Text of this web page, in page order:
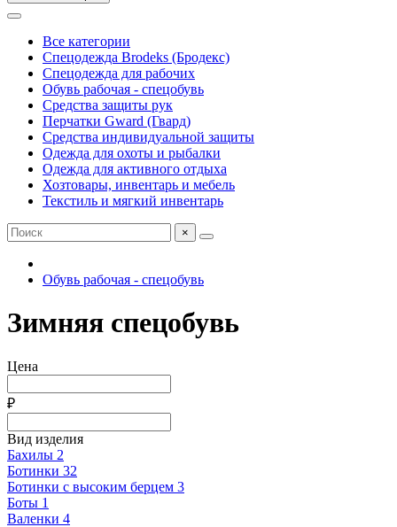
Все категории
Спецодежда Brodeks (Бродекс)
Спецодежда для рабочих
Обувь рабочая - спецобувь
Средства защиты рук
Перчатки Gward (Гвард)
Средства индивидуальной защиты
Одежда для охоты и рыбалки
Одежда для активного отдыха
Хозтовары, инвентарь и мебель
Текстиль и мягкий инвентарь
×
Обувь рабочая - спецобувь
Зимняя спецобувь
Цена
₽
Вид изделия
Бахилы 2
Ботинки 32
Ботинки с высоким берцем 3
Боты 1
Валенки 4